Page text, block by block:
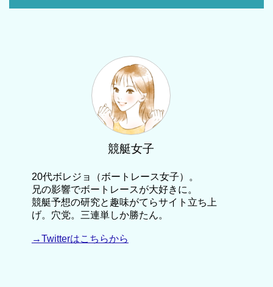
競艇女子
20代ボレジョ（ボートレース女子）。
兄の影響でボートレースが大好きに。
競艇予想の研究と趣味がてらサイト立ち上
げ。穴党。三連単しか勝たん。
→Twitterはこちらから